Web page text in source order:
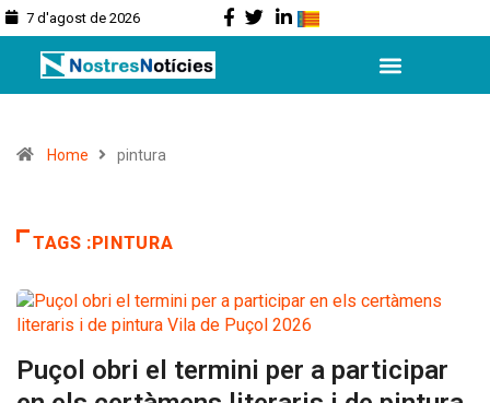
7 d'agost de 2026
Home pintura
TAGS :PINTURA
Puçol obri el termini per a participar